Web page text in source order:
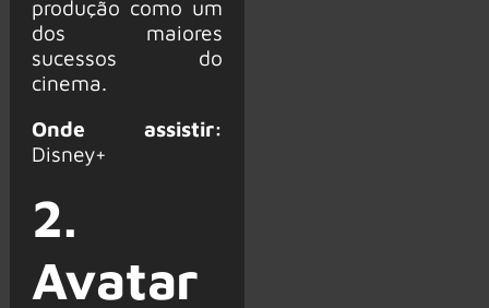
produção como um
dos maiores
sucessos do
cinema.
Onde assistir:
Disney+
2.
Avatar